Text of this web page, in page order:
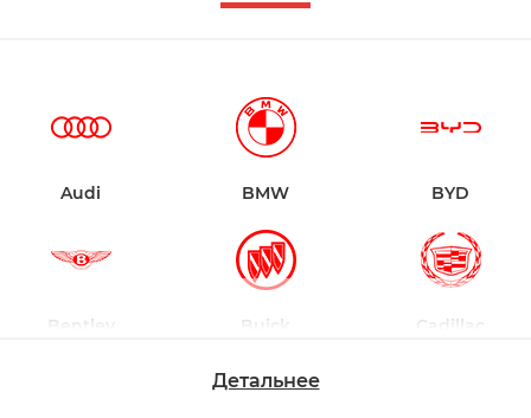
Audi BMW BYD
Bentley Buick Cadillac
Детальнее